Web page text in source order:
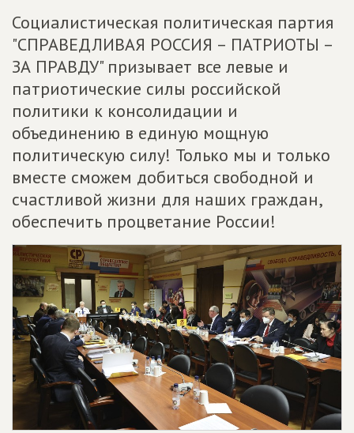
Социалистическая политическая партия
"СПРАВЕДЛИВАЯ РОССИЯ – ПАТРИОТЫ –
ЗА ПРАВДУ" призывает все левые и
патриотические силы российской
политики к консолидации и
объединению в единую мощную
политическую силу! Только мы и только
вместе сможем добиться свободной и
счастливой жизни для наших граждан,
обеспечить процветание России!